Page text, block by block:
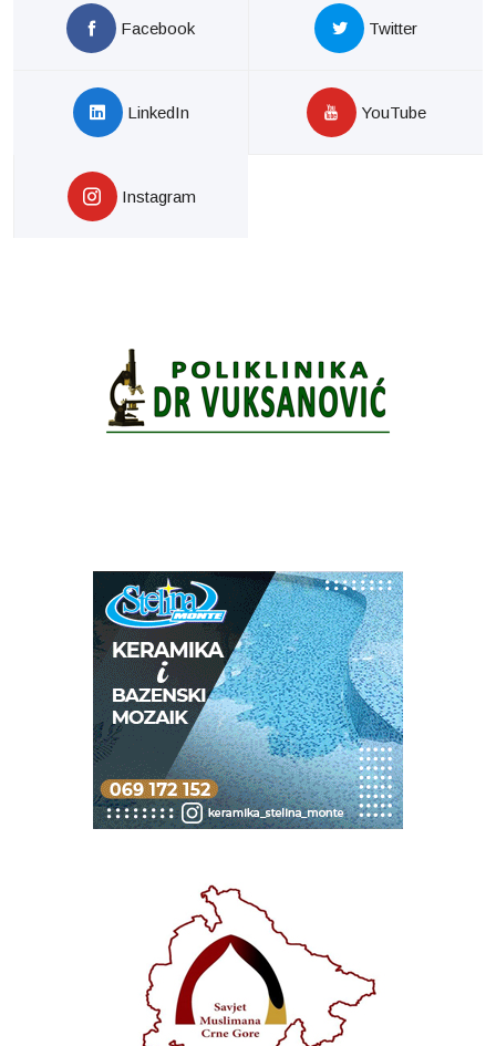
Facebook Twitter
LinkedIn YouTube
Instagram